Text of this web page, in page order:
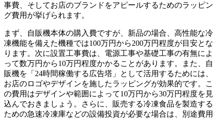
事費、そしてお店のブランドをアピールするためのラッピン
グ費用が挙げられます。
まず、自販機本体の購入費ですが、新品の場合、高性能な冷
凍機能を備えた機種では100万円から200万円程度が目安とな
ります。次に設置工事費は、電源工事や基礎工事の有無によ
って数万円から10万円程度かかることがあります。また、自
販機を「24時間稼働する広告塔」として活用するためには、
お店のロゴやデザインを施したラッピングが効果的です。こ
の費用はデザインや範囲によって10万円から30万円程度を見
込んでおきましょう。さらに、販売する冷凍食品を製造する
ための急速冷凍庫などの設備投資が必要な場合は、別途費用